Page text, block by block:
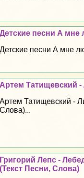
Детские песни А
Детские песни А мне
Артем Татищевский -
Артем Татищевский -
Слова)...
Григорий Лепс -
(Текст Песни, Слова)